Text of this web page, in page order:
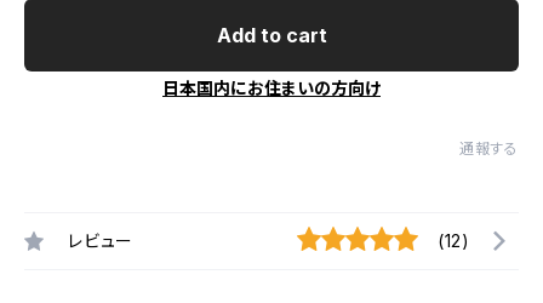
Add to cart
日本国内にお住まいの方向け
通報する
レビュー (12)